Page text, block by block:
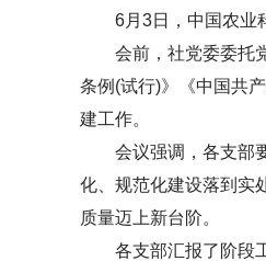
6月3日，中国农业科
会前，社党委委托党
条例(试行)》《中国共
建工作。
会议强调，各支部要
化、规范化建设落到实
质量迈上新台阶。
各支部汇报了阶段工